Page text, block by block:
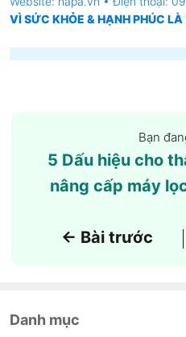
VÌ SỨC KHỎE & HẠNH PHÚC
Bạn
5 Dấu hiệu cho
nâng cấp máy
← Bài trước
Danh mục